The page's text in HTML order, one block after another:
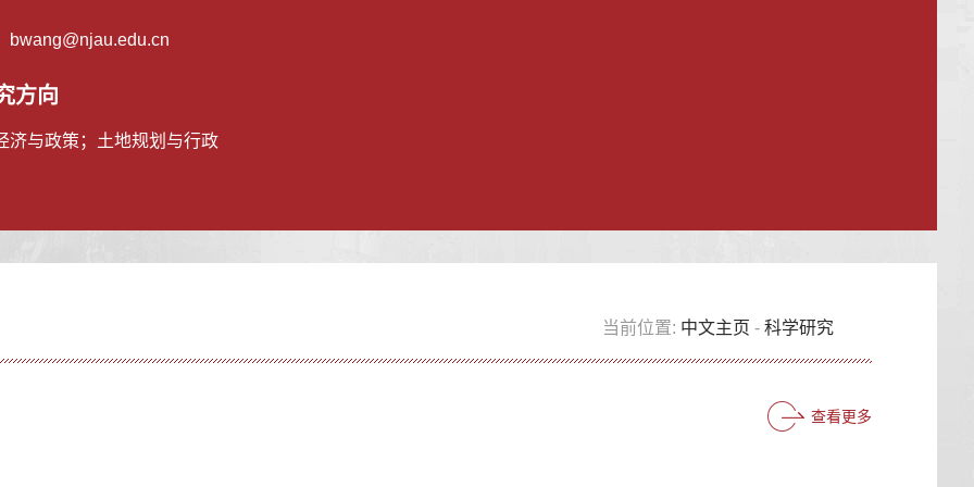
bwang@njau.edu.cn
方向
济与政策；土地规划与行政
当前位置: 中文主页 -科学研究
查看更多